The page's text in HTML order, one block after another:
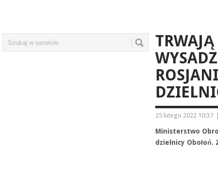
25 lutego 2022 10:37
Ministerstwo
dzielnicy